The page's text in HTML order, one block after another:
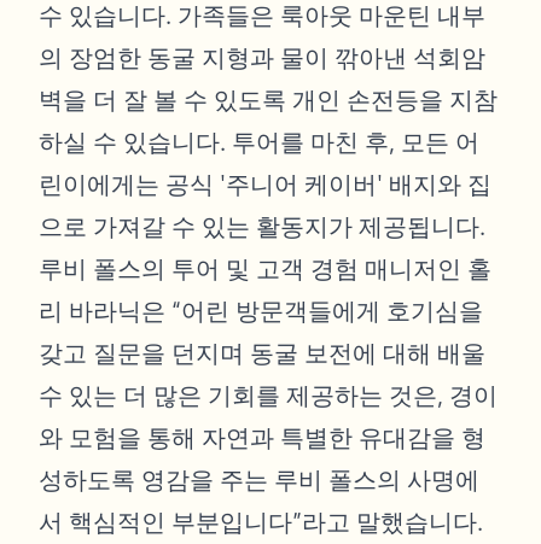
수 있습니다. 가족들은 룩아웃 마운틴 내부
의 장엄한 동굴 지형과 물이 깎아낸 석회암
벽을 더 잘 볼 수 있도록 개인 손전등을 지참
하실 수 있습니다. 투어를 마친 후, 모든 어
린이에게는 공식 '주니어 케이버' 배지와 집
으로 가져갈 수 있는 활동지가 제공됩니다.
루비 폴스의 투어 및 고객 경험 매니저인 홀
리 바라닉은 “어린 방문객들에게 호기심을
갖고 질문을 던지며 동굴 보전에 대해 배울
수 있는 더 많은 기회를 제공하는 것은, 경이
와 모험을 통해 자연과 특별한 유대감을 형
성하도록 영감을 주는 루비 폴스의 사명에
서 핵심적인 부분입니다”라고 말했습니다.